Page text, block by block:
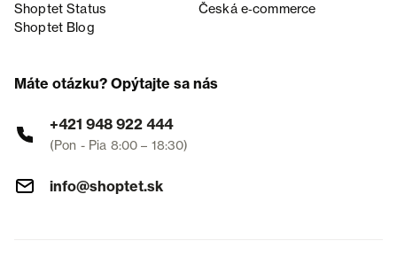
Shoptet Status
Česká e‑commerce
Shoptet Blog
Máte otázku? Opýtajte sa nás
+421 948 922 444
(Pon - Pia 8:00 – 18:30)
info@shoptet.sk